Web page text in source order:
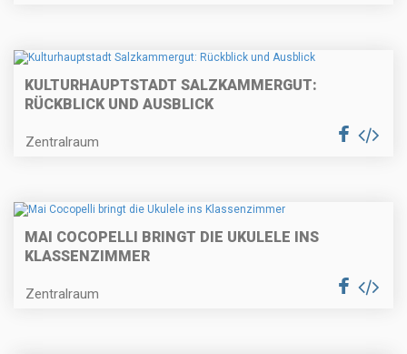
KULTURHAUPTSTADT SALZKAMMERGUT:
RÜCKBLICK UND AUSBLICK
Zentralraum
MAI COCOPELLI BRINGT DIE UKULELE INS
KLASSENZIMMER
Zentralraum